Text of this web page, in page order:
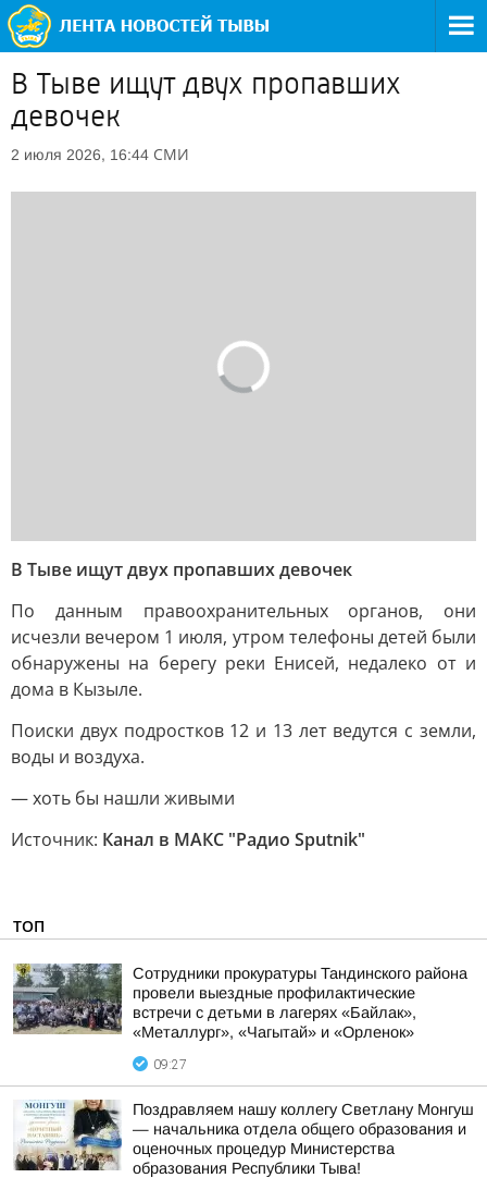
В Тыве ищут двух пропавших
девочек
2 июля 2026, 16:44 СМИ
В Тыве ищут двух пропавших девочек
По данным правоохранительных органов, они
исчезли вечером 1 июля, утром телефоны детей были
обнаружены на берегу реки Енисей, недалеко от и
дома в Кызыле.
Поиски двух подростков 12 и 13 лет ведутся с земли,
воды и воздуха.
— хоть бы нашли живыми
Источник: Канал в МАКС "Радио Sputnik"
ТОП
Сотрудники прокуратуры Тандинского района
провели выездные профилактические
встречи с детьми в лагерях «Байлак»,
«Металлург», «Чагытай» и «Орленок»
09:27
Поздравляем нашу коллегу Светлану Монгуш
— начальника отдела общего образования и
оценочных процедур Министерства
образования Республики Тыва!